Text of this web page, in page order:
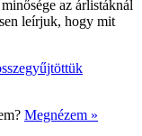
az árlistáknál
leírjuk, hogy mit
Megnézem »